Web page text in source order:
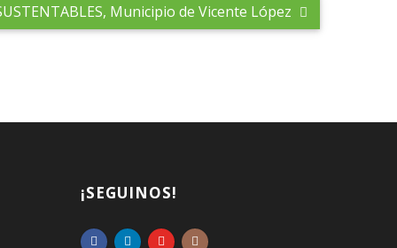
Municipio de Vicente López
¡SEGUINOS!